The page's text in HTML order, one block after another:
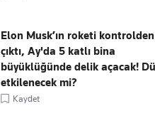
Elon Musk’ın roketi kontrolden
çıktı, Ay'da 5 katlı bina
büyüklüğünde delik açacak!
etkilenecek mi?
Kaydet